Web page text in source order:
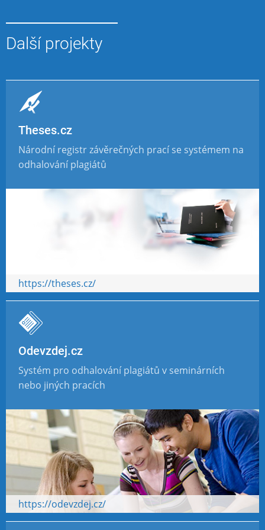
Další projekty
Theses.cz
Národní registr závěrečných prací se systémem na
odhalování plagiátů
https://theses.cz/
Odevzdej.cz
Systém pro odhalování plagiátů v seminárních
nebo jiných pracích
https://odevzdej.cz/